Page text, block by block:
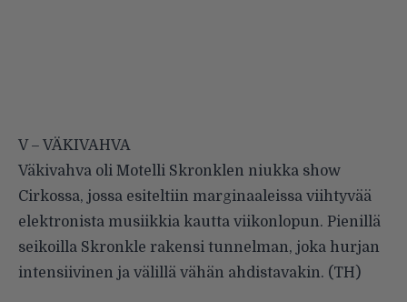
V – VÄKIVAHVA
Väkivahva oli Motelli Skronklen niukka show
Cirkossa, jossa esiteltiin marginaaleissa viihtyvää
elektronista musiikkia kautta viikonlopun. Pienillä
seikoilla Skronkle rakensi tunnelman, joka hurjan
intensiivinen ja välillä vähän ahdistavakin. (TH)